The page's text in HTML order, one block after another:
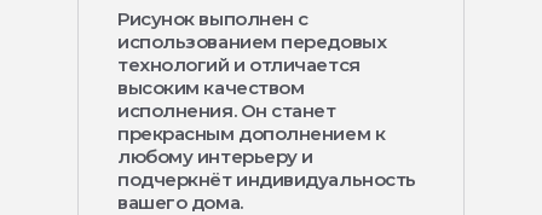
Рисунок выполнен с
использованием передовых
технологий и отличается
высоким качеством
исполнения. Он станет
прекрасным дополнением к
любому интерьеру и
подчеркнёт индивидуальность
вашего дома.